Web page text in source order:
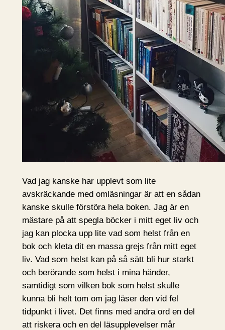
Vad jag kanske har upplevt som lite
avskräckande med omläsningar är att en sådan
kanske skulle förstöra hela boken. Jag är en
mästare på att spegla böcker i mitt eget liv och
jag kan plocka upp lite vad som helst från en
bok och kleta dit en massa grejs från mitt eget
liv. Vad som helst kan på så sätt bli hur starkt
och berörande som helst i mina händer,
samtidigt som vilken bok som helst skulle
kunna bli helt tom om jag läser den vid fel
tidpunkt i livet. Det finns med andra ord en del
att riskera och en del läsupplevelser mår